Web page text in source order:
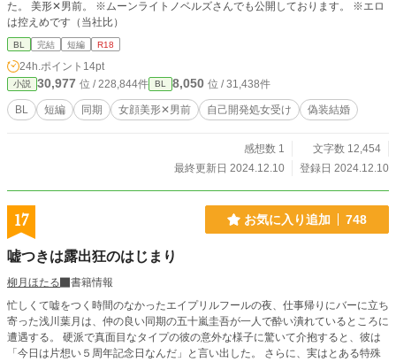
た。 美形✕男前。 ※ムーンライトノベルズさんでも公開しております。 ※エロ
は控えめです（当社比）
BL 完結 短編 R18
24h.ポイント 14pt
小説 30,977 位 / 228,844件 BL 8,050 位 / 31,438件
BL 短編 同期 女顔美形✕男前 自己開発処女受け 偽装結婚
感想数 1
文字数 12,454
最終更新日 2024.12.10
登録日 2024.12.10
17 お気に入り追加 748
嘘つきは露出狂のはじまり
柳月ほたる
書籍情報
忙しくて嘘をつく時間のなかったエイプリルフールの夜、仕事帰りにバーに立ち
寄った浅川葉月は、仲の良い同期の五十嵐圭吾が一人で酔い潰れているところに
遭遇する。 硬派で真面目なタイプの彼の意外な様子に驚いて介抱すると、彼は
「今日は片想い５周年記念日なんだ」と言い出した。 さらに、実はとある特殊